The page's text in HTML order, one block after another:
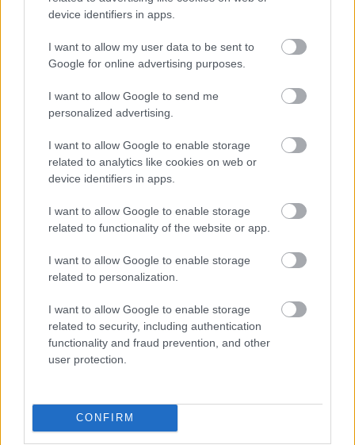
device identifiers in apps.
I want to allow my user data to be sent to
Google for online advertising purposes.
I want to allow Google to send me
personalized advertising.
I want to allow Google to enable storage
related to analytics like cookies on web or
device identifiers in apps.
I want to allow Google to enable storage
related to functionality of the website or app.
I want to allow Google to enable storage
related to personalization.
I want to allow Google to enable storage
related to security, including authentication
functionality and fraud prevention, and other
user protection.
CONFIRM
πρώτοι όλες τιςειδήσειςαπό την Ελλάδα και τον κόσμο.
Διαβάζονται αυτή τη στιγμή
Η γαλάζια «θετική ατζέντα» στο δρόμο για το
Πυρόπληκτοι: Τι σημαίνουν τα «πράσινα»,
«κίτρινα» και «κόκκινα» σπίτια για τις